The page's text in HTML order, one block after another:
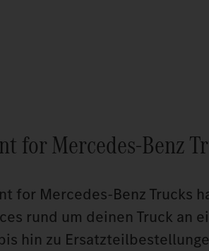
for Mercedes‑Benz
for Mercedes‑Benz Trucks
rund um deinen Truck an
hin zu